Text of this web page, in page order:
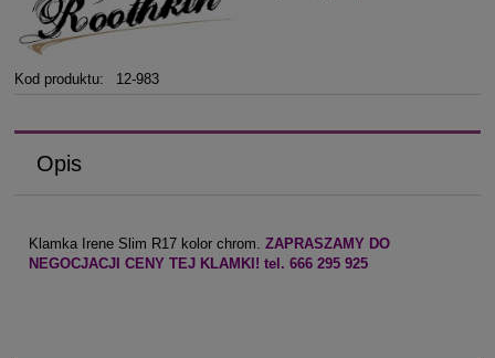
Kod produktu: 12-983
Opis
Klamka Irene Slim R17 kolor chrom. ZAPRASZAMY DO
NEGOCJACJI CENY TEJ KLAMKI! tel. 666 295 925